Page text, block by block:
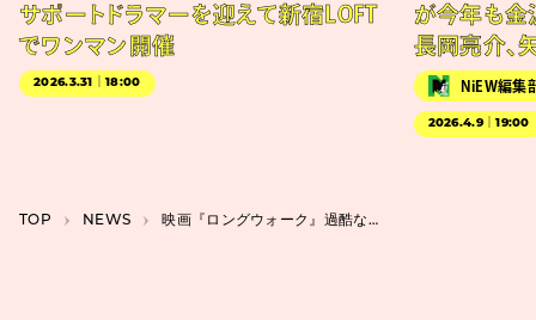
サポートドラマーを迎えて新宿LOFT
でワンマン開催
2026.3.31｜18:00
が今年も金
長岡亮介、
NiEW編集
2026.4.9｜19:00
TOP NEWS 映画『ロングウォーク』過酷なルールが判明。RaMu、春とヒコーキ・土岡らのコメントも